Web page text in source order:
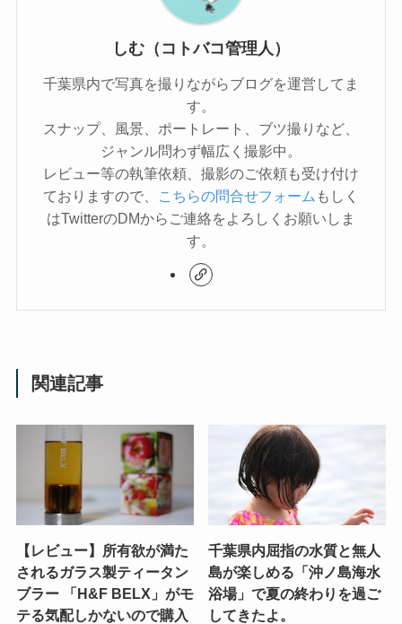
しむ（コトバコ管理人）
千葉県内で写真を撮りながらブログを運営してま
す。
スナップ、風景、ポートレート、ブツ撮りなど、
ジャンル問わず幅広く撮影中。
レビュー等の執筆依頼、撮影のご依頼も受け付け
ておりますので、
こちらの問合せフォーム もしく
はTwitterのDMからご連絡をよろしくお願いしま
す。
関連記事
【レビュー】所有欲が満た
されるガラス製ティータン
ブラー 「H&F BELX」がモ
テる気配しかないので購入
千葉県内屈指の水質と無人
島が楽しめる「沖ノ島海水
浴場」で夏の終わりを過ご
してきたよ。